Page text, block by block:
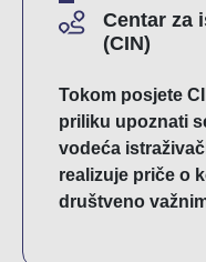
Centar za
(CIN)
Tokom posjete
priliku upoznati
vodeća
realizuje priče o
društveno